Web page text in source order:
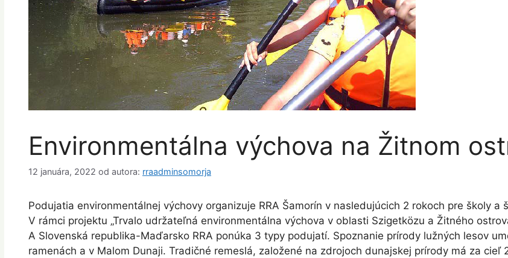
Environmentálna výchova na Žitnom
12 januára, 2022 od autora: rraadminsomorja
Podujatia environmentálnej výchovy organizuje RRA Šamorín v nasledujúcich 2 rokoch pre školy a
V rámci projektu „Trvalo udržateľná environmentálna výchova v oblasti Szigetközu a Žitného
A Slovenská republika-Maďarsko RRA ponúka 3 typy podujatí. Spoznanie prírody lužných lesov
ramenách a v Malom Dunaji. Tradičné remeslá, založené na zdrojoch dunajskej prírody má za